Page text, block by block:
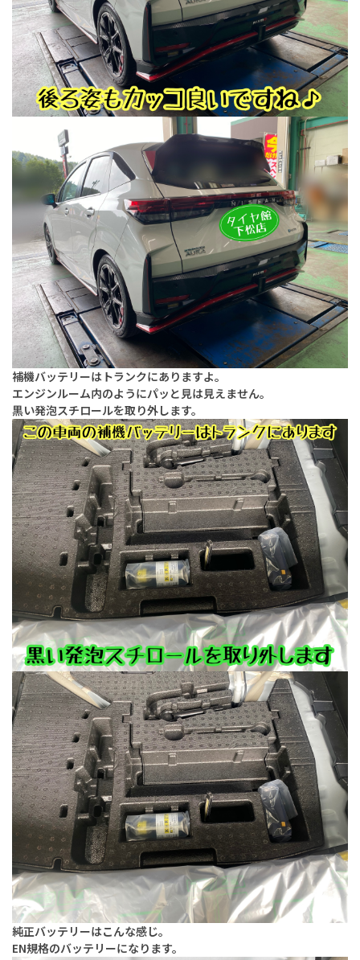
補機バッテリーはトランクにありますよ。
エンジンルーム内のようにパッと見は見えません。
黒い発泡スチロールを取り外します。
純正バッテリーはこんな感じ。
EN規格のバッテリーになります。